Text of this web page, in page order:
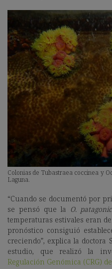
Colonias de Tubastraea coccinea y
Laguna.
“Cuando se documentó por
se pensó que la O.
temperaturas estivales eran
pronóstico consiguió
creciendo”, explica la
estudio, que realizó la
Regulación Genómica (CRG)